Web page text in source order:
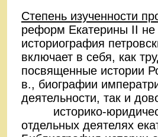
Степень изученности
реформ Екатерины II
историография
включает в себя, как
посвященные истории
в., биографии
деятельности, так и
историко-
отдельных деятелях